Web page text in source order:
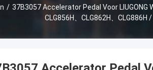
/ 37B3057 Accelerator Pedal Voor LIUGONG
CLG856H、CLG862H、CLG886H /